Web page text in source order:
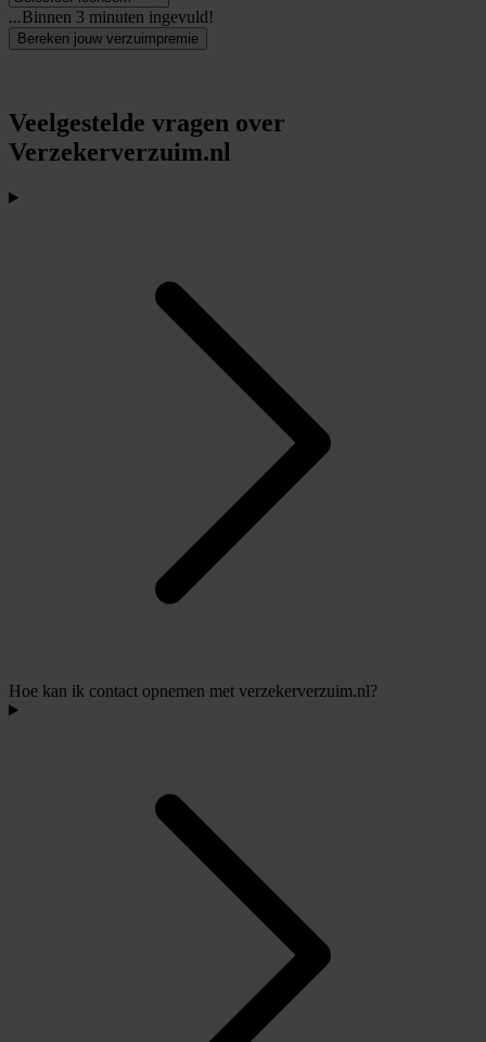
...Binnen 3 minuten ingevuld!
Bereken jouw verzuimpremie
Veelgestelde vragen over
Verzekerverzuim.nl
Hoe kan ik contact opnemen met verzekerverzuim.nl?